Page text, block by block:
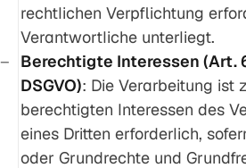
rechtlichen Verpflichtung
Verantwortliche unterliegt.
Berechtigte Interessen (Art.
DSGVO): Die Verarbeitung ist
berechtigten Interessen des
eines Dritten erforderlich,
oder Grundrechte und